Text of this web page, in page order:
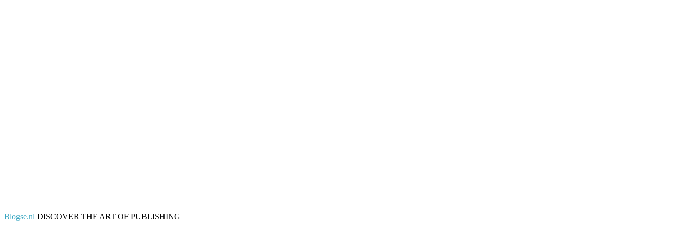
Blogse.nl DISCOVER THE ART OF PUBLISHING